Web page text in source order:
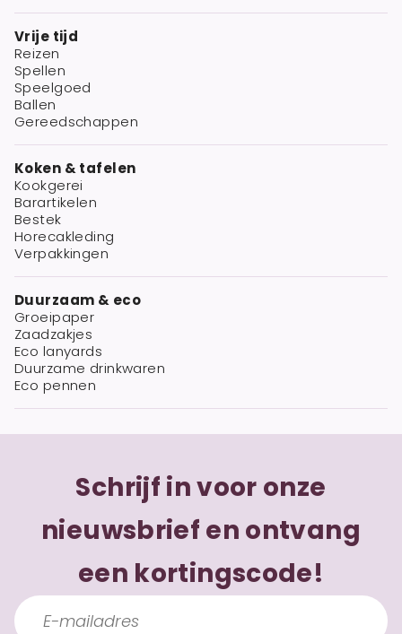
Vrije tijd
Reizen
Spellen
Speelgoed
Ballen
Gereedschappen
Koken & tafelen
Kookgerei
Barartikelen
Bestek
Horecakleding
Verpakkingen
Duurzaam & eco
Groeipaper
Zaadzakjes
Eco lanyards
Duurzame drinkwaren
Eco pennen
Schrijf in voor onze
nieuwsbrief en ontvang
een kortingscode!